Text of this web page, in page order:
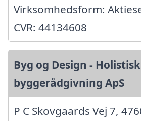
Virksomhedsform:
CVR: 44134608
Byg og Design - Holistisk
byggerådgivning ApS
P C Skovgaards Vej 7,